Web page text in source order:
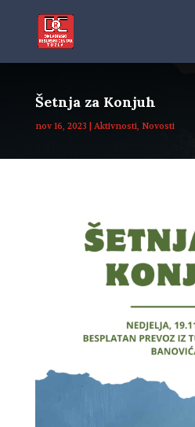
Šetnja za Konjuh
nov 16, 2023 Aktivnosti, Novosti